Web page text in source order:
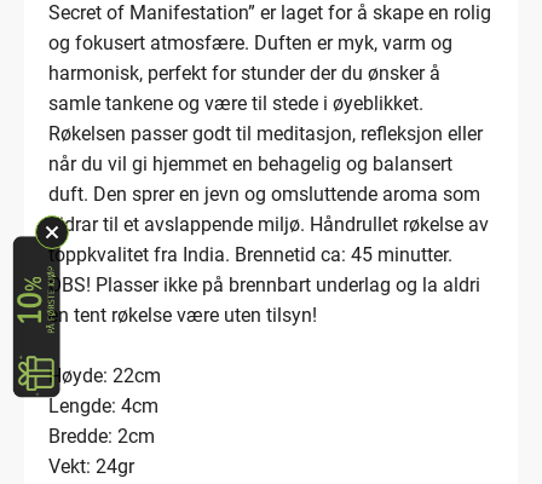
Secret of Manifestation” er laget for å skape en rolig
og fokusert atmosfære. Duften er myk, varm og
harmonisk, perfekt for stunder der du ønsker å
samle tankene og være til stede i øyeblikket.
Røkelsen passer godt til meditasjon, refleksjon eller
når du vil gi hjemmet en behagelig og balansert
duft. Den sprer en jevn og omsluttende aroma som
bidrar til et avslappende miljø. Håndrullet røkelse av
toppkvalitet fra India. Brennetid ca: 45 minutter.
OBS! Plasser ikke på brennbart underlag og la aldri
en tent røkelse være uten tilsyn!
Høyde: 22cm
Lengde: 4cm
Bredde: 2cm
Vekt: 24gr